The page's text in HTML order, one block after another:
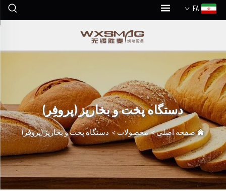
FA
دستگاه پخت و بخارپز (پروفِر)
صفحه اصلی>محصولات >دستگاه پخت و بخارپز (پروفِر)